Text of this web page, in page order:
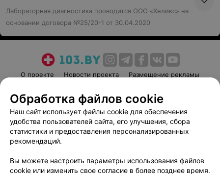
Лабораторная диагностика проводится ООО «Хеликс» на
основании договора №25/20-1 от 30.04.2020
О проекте Новости проекта
Размещение рекламы
Пользовательское соглашение
Способы оплаты
Вакансии
Партнеры
Написать руководителю 103.by
Обработка персональных данных
Обработка файлов cookie
Наш сайт использует файлы cookie для обеспечения
удобства пользователей сайта, его улучшения, сбора
статистики и предоставления персонализированных
рекомендаций.
Вы можете настроить параметры использования файлов
cookie или изменить свое согласие в более позднее время.